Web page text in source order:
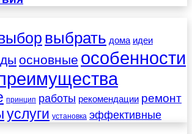
выбрать дома идеи
основные особенности
принцип работы рекомендации ремонт
услуги установка эффективные